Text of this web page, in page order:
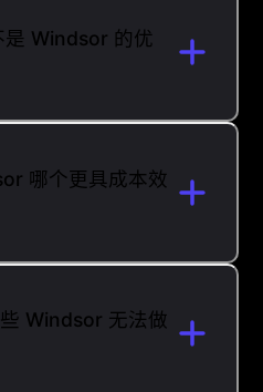
Windsor 的优
哪个更具成本效
Windsor 无法做